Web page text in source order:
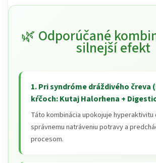
🌿 Odporúčané
silnejší efekt
1. Pri syndróme dráždivého čreva
kŕčoch: Kutaj Halorhena +
Táto kombinácia upokojuje hyperaktivitu
správnemu natráveniu potravy a
procesom.